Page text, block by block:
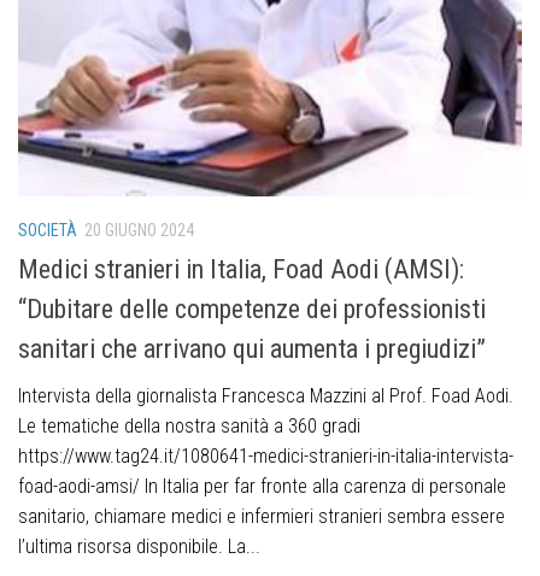
SOCIETÀ 20 GIUGNO 2024
Medici stranieri in Italia, Foad Aodi (AMSI):
“Dubitare delle competenze dei professionisti
sanitari che arrivano qui aumenta i pregiudizi”
Intervista della giornalista Francesca Mazzini al Prof. Foad Aodi.
Le tematiche della nostra sanità a 360 gradi
https://www.tag24.it/1080641-medici-stranieri-in-italia-intervista-
foad-aodi-amsi/ In Italia per far fronte alla carenza di personale
sanitario, chiamare medici e infermieri stranieri sembra essere
l’ultima risorsa disponibile. La...